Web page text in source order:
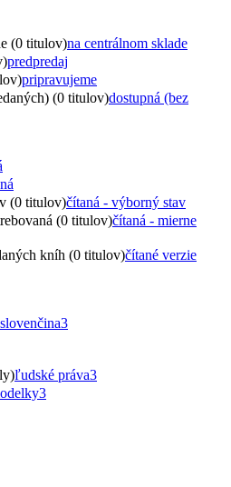
(0 titulov)na centrálnom sklade
predpredaj
pripravujeme
(0 titulov)dostupná (bez
(0 titulov)čítaná - výborný stav
(0 titulov)čítaná - mierne
kníh (0 titulov)čítané verzie
slovenčina3
ľudské práva3
3